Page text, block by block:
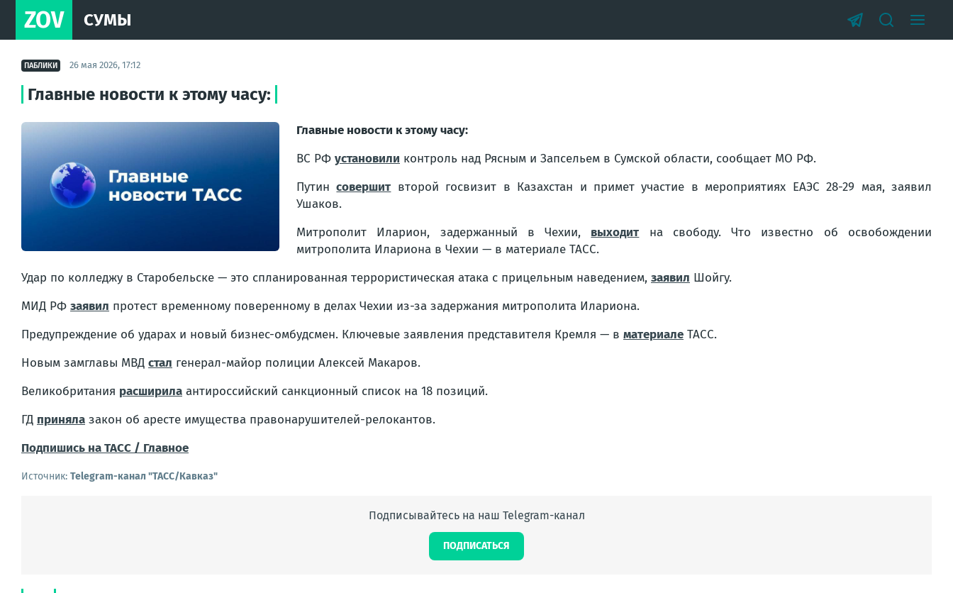
ZOV СУМЫ
ПАБЛИКИ 26 мая 2026, 17:12
Главные новости к этому часу:
Главные новости к этому часу:
ВС РФ установили контроль над Рясным и Запсельем в Сумской области, сообщает МО РФ.
Путинсовершит второй госвизит в Казахстан и примет участие в мероприятиях ЕАЭС 28-29 мая, заявил
Ушаков.
Митрополит Иларион, задержанный в Чехии, выходит на свободу. Что известно об освобождении
митрополита Илариона в Чехии — в материале ТАСС.
Удар по колледжу в Старобельске — это спланированная террористическая атака с прицельным наведением, заявил Шойгу.
МИД РФ заявил протест временному поверенному в делах Чехии из-за задержания митрополита Илариона.
Предупреждение об ударах и новый бизнес-омбудсмен. Ключевые заявления представителя Кремля — в материале ТАСС.
Новым замглавы МВД стал генерал-майор полиции Алексей Макаров.
Великобритания расширила антироссийский санкционный список на 18 позиций.
ГД приняла закон об аресте имущества правонарушителей-релокантов.
Подпишись на ТАСС / Главное
Источник: Telegram-канал "ТАСС/Кавказ"
Подписывайтесь на наш Telegram-канал
ПОДПИСАТЬСЯ